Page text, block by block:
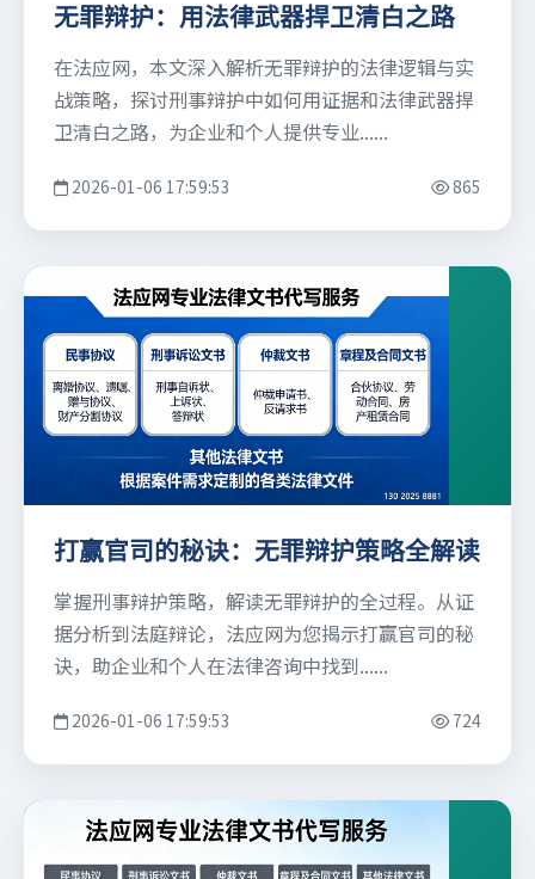
无罪辩护：用法律武器捍卫清白之路
在法应网，本文深入解析无罪辩护的法律逻辑与实
战策略，探讨刑事辩护中如何用证据和法律武器捍
卫清白之路，为企业和个人提供专业......
2026-01-06 17:59:53 865
打赢官司的秘诀：无罪辩护策略全解读
掌握刑事辩护策略，解读无罪辩护的全过程。从证
据分析到法庭辩论，法应网为您揭示打赢官司的秘
诀，助企业和个人在法律咨询中找到......
2026-01-06 17:59:53 724